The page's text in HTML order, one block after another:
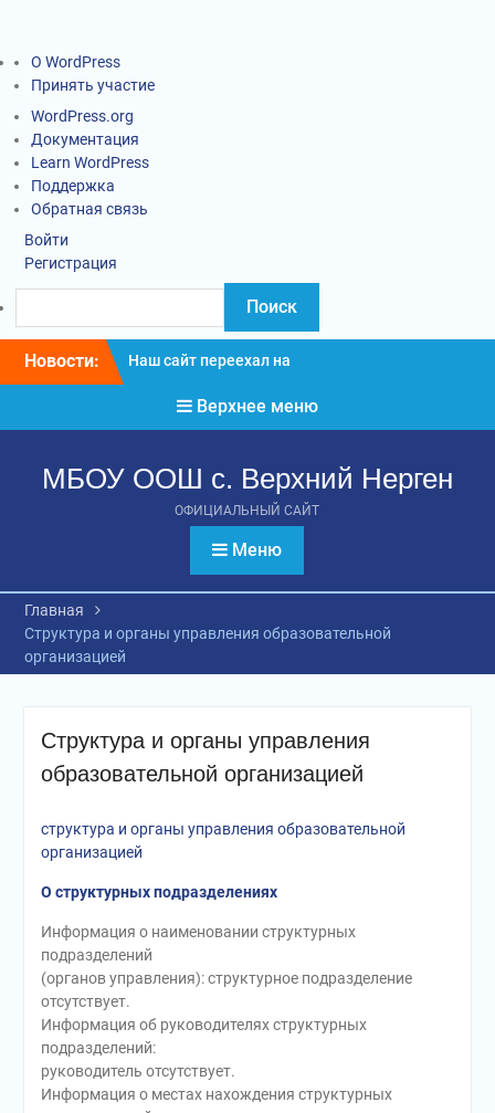
О WordPress
Принять участие
WordPress.org
Документация
Learn WordPress
Поддержка
Обратная связь
Войти
Регистрация
Новости:
Наш сайт переехал на
Информация о введении
карантинных
Социально-
тестирование
обучающихся
Верхнее меню
МБОУ ООШ с. Верхний Нерген
ОФИЦИАЛЬНЫЙ САЙТ
Меню
Главная
Структура и органы управления образовательной
организацией
Структура и органы управления
образовательной организацией
cтруктура и органы управления образовательной
организацией
О структурных подразделениях
Информация о наименовании структурных
подразделений
(органов управления): структурное подразделение
отсутствует.
Информация об руководителях структурных
подразделений:
руководитель отсутствует.
Информация о местах нахождения структурных